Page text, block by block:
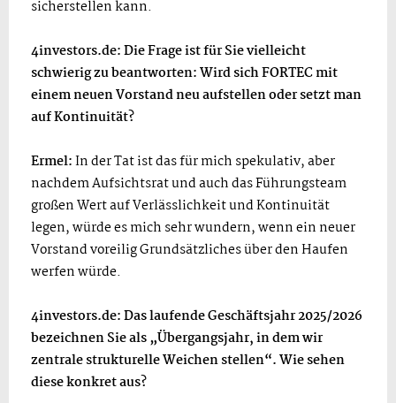
sicherstellen kann.
4investors.de: Die Frage ist für Sie vielleicht
schwierig zu beantworten: Wird sich FORTEC mit
einem neuen Vorstand neu aufstellen oder setzt man
auf Kontinuität?
Ermel:In der Tat ist das für mich spekulativ, aber
nachdem Aufsichtsrat und auch das Führungsteam
großen Wert auf Verlässlichkeit und Kontinuität
legen, würde es mich sehr wundern, wenn ein neuer
Vorstand voreilig Grundsätzliches über den Haufen
werfen würde.
4investors.de: Das laufende Geschäftsjahr 2025/2026
bezeichnen Sie als „Übergangsjahr, in dem wir
zentrale strukturelle Weichen stellen“. Wie sehen
diese konkret aus?